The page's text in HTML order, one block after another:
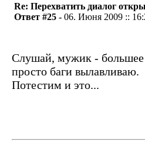
Re: Перехватить диалог
Ответ #25 - 06. Июня 2009 ::
Слушай, мужик - большее
просто баги вылавливаю.
Потестим и это...